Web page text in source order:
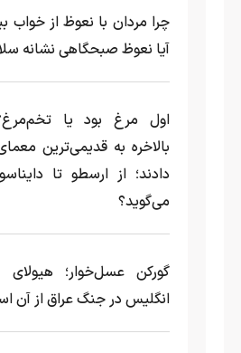
چرا مردان با نعوظ از خواب
آیا نعوظ صبحگاهی نشانه
اول مرغ بود یا
بالاخره به قدیمی‌ترین
دادند؛ از ارسطو تا
می‌گوید؟
گورکن عسل‌خوار؛ هیولای
انگلیس در جنگ عراق از آن